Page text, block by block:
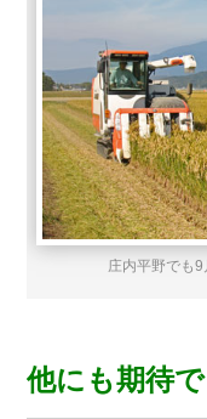
庄内平野でも
他にも期待